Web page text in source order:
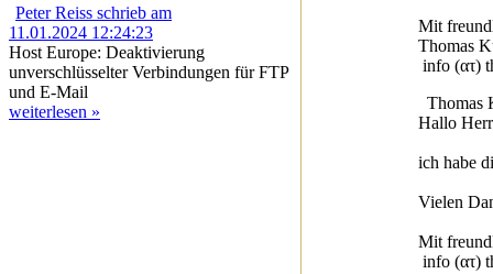
Peter Reiss schrieb am
11.01.2024 12:24:23
Host Europe: Deaktivierung
unverschlüsselter Verbindungen für FTP
und E-Mail
weiterlesen »
Mit
Thomas
info (ατ)
Thomas
Hallo
ich habe
Vielen
Mit
info (ατ)